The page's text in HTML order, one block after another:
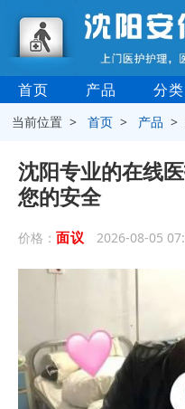
首页 产品 分类
当前位置 >首页 > 产品 >
沈阳专业的在线
您的安全
价格： 面议 2026-08-05